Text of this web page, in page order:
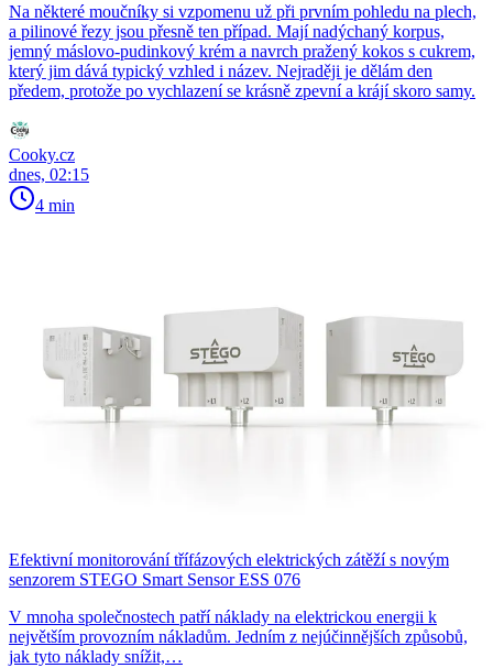
Na některé moučníky si vzpomenu už při prvním pohledu na plech,
a pilinové řezy jsou přesně ten případ. Mají nadýchaný korpus,
jemný máslovo-pudinkový krém a navrch pražený kokos s cukrem,
který jim dává typický vzhled i název. Nejraději je dělám den
předem, protože po vychlazení se krásně zpevní a krájí skoro samy.
Cooky.cz
dnes, 02:15
4 min
Efektivní monitorování třífázových elektrických zátěží s novým
senzorem STEGO Smart Sensor ESS 076
V mnoha společnostech patří náklady na elektrickou energii k
největším provozním nákladům. Jedním z nejúčinnějších způsobů,
jak tyto náklady snížit,…